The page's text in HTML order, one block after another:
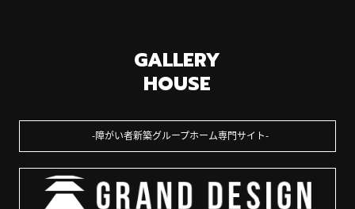
GALLERY
HOUSE
障がい者新築グループホーム専門サイト